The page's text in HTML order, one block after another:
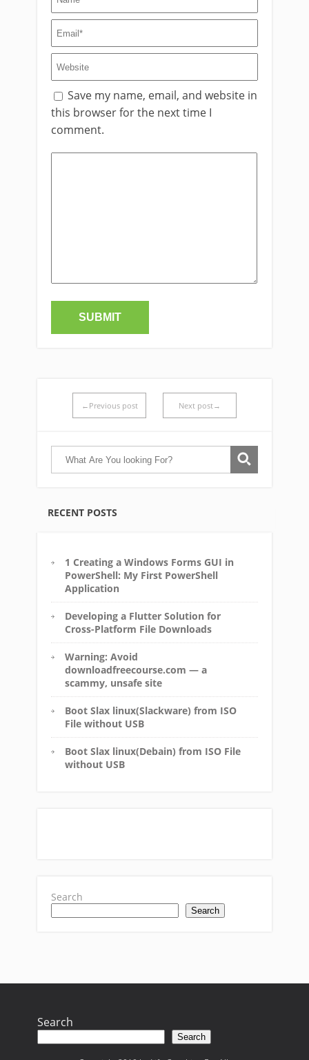
Save my name, email, and website in
this browser for the next time I
comment.
←Previous post Next post→
RECENT POSTS
1 Creating a Windows Forms GUI in
PowerShell: My First PowerShell
Application
Developing a Flutter Solution for
Cross-Platform File Downloads
Warning: Avoid
downloadfreecourse.com — a
scammy, unsafe site
Boot Slax linux(Slackware) from ISO
File without USB
Boot Slax linux(Debain) from ISO File
without USB
Search
Search
Search
Search